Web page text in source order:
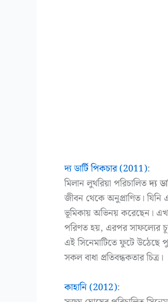
দ্য ডার্টি পিকচার (2011):
মিলান লুথরিয়া পরিচালিতদ্য
জীবন থেকে অনুপ্রাণিত। যিনি
ভূমিকায় অভিনয় করেছেন।
পরিণত হয়, এরপর সাফল্যের
এই সিনেমাটিতে ফুটে উঠেছে
সকল বাধা প্রতিবন্ধকতার চিত্র।
কাহানি (2012):